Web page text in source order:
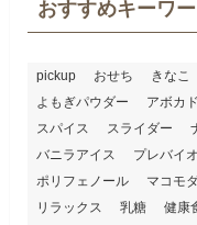
おすすめキーワ
pickup おせち きなこ
よもぎパウダー
アボカド
スパイス
スライダー
バニラアイス
プレバイ
ポリフェノール
マコモ
リラックス
乳糖 健康